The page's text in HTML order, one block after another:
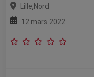
Lille,Nord
12 mars 2022